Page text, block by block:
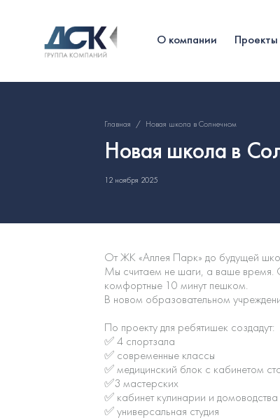
О компании Проекты
Главная / Новая школа в Солнечном
Новая школа в
12 ноября 2025
От ЖК «Аллея Парк» до будущей
Мы считаем не шаги, а ваше
комфортные 10 минут пешком.
В новом образовательном
По проекту для ребятишек создадут:
✅ 4 спортзала
✅ современные классы
✅ медицинский блок с кабинетом
✅3 мастерских
✅ кабинет кулинарии и домоводства
✅ универсальная студия